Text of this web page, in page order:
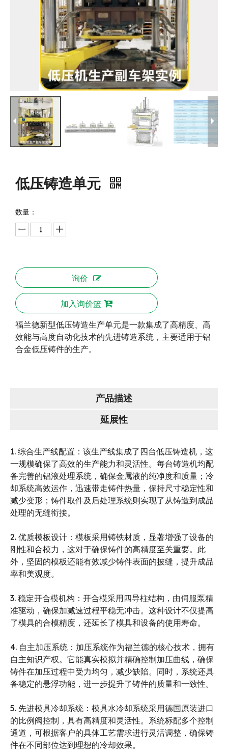
低压铸造单元
数量：
询价
加入询价篮
福兰德新型低压铸造生产单元是一款集成了高精度、高
效能与高度自动化技术的先进铸造系统，主要适用于铝
合金低压铸件的生产。
产品描述
延展性
1. 综合生产线配置：该生产线集成了四台低压铸造机，这
一规模确保了高效的生产能力和灵活性。每台铸造机均配
备完善的铝液处理系统，确保金属液的纯净度和质量；冷
却系统高效运作，迅速带走铸件热量，保持尺寸稳定性和
减少变形；铸件取件及后处理系统则实现了从铸造到成品
处理的无缝衔接。
2. 优质模板设计：模板采用铸铁材质，显著增强了设备的
刚性和合模力，这对于确保铸件的高精度至关重要。此
外，坚固的模板还能有效减少铸件表面的披缝，提升成品
率和美观度。
3. 稳定开合模机构：开合模采用四导柱结构，由伺服泵精
准驱动，确保加减速过程平稳无冲击。这种设计不仅提高
了模具的合模精度，还延长了模具和设备的使用寿命。
4. 自主加压系统：加压系统作为福兰德的核心技术，拥有
自主知识产权。它能真实模拟并精确控制加压曲线，确保
铸件在加压过程中受力均匀，减少缺陷。同时，系统还具
备稳定的悬浮功能，进一步提升了铸件的质量和一致性。
5. 先进模具冷却系统：模具水冷却系统采用德国原装进口
的比例阀控制，具有高精度和灵活性。系统标配多个控制
通道，可根据客户的具体工艺需求进行灵活调整，确保铸
件在不同部位达到理想的冷却效果。